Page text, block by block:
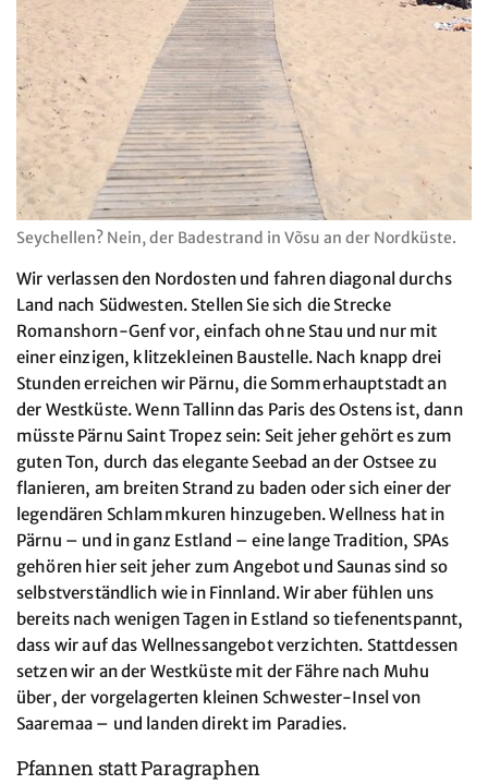
Seychellen? Nein, der Badestrand in Võsu an der Nordküste.
Wir verlassen den Nordosten und fahren diagonal durchs
Land nach Südwesten. Stellen Sie sich die Strecke
Romanshorn-Genf vor, einfach ohne Stau und nur mit
einer einzigen, klitzekleinen Baustelle. Nach knapp drei
Stunden erreichen wir Pärnu, die Sommerhauptstadt an
der Westküste. Wenn Tallinn das Paris des Ostens ist, dann
müsste Pärnu Saint Tropez sein: Seit jeher gehört es zum
guten Ton, durch das elegante Seebad an der Ostsee zu
flanieren, am breiten Strand zu baden oder sich einer der
legendären Schlammkuren hinzugeben. Wellness hat in
Pärnu – und in ganz Estland – eine lange Tradition, SPAs
gehören hier seit jeher zum Angebot und Saunas sind so
selbstverständlich wie in Finnland. Wir aber fühlen uns
bereits nach wenigen Tagen in Estland so tiefenentspannt,
dass wir auf das Wellnessangebot verzichten. Stattdessen
setzen wir an der Westküste mit der Fähre nach Muhu
über, der vorgelagerten kleinen Schwester-Insel von
Saaremaa – und landen direkt im Paradies.
Pfannen statt Paragraphen